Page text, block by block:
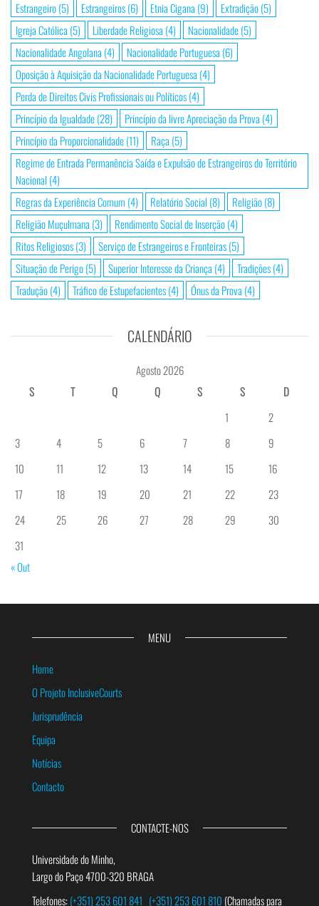
Estrangeiro(5) Estrangeiros(6) Etnia Cigana (9) Extradição(5)
Igreja Católica (5) Liberdade Religiosa (4) Nacionalidade(5)
Nacionalidade Angolana (4) Nacionalidade Portuguesa (6)
Oposição à Aquisição da Nacionalidade Portuguesa (4)
Perda de Direitos Civis Profissionais ou Políticos(4)
Princípio da Igualdade(28) Princípio da livre Apreciação da Prova (4)
Princípio da Proporcionalidade(11) Raça (5)
Regime de Entrada Permanência Saída e Expulsão de Estrangeiros do Território
Nacional (4)
Regras da Experiência Comum (4) Relatório Social (8) Religião(8)
Religião Muçulmana (3) Rendimento Social de Inserção(4)
Ritos Religiosos(3) Serviço de Estrangeiros e Fronteiras(5)
Situação de Perigo(5) Superior Interesse da Criança (4) Tradições(4)
Tradução(4) Tráfico de Estupefacientes(4) Ónus da Prova (4)
CALENDÁRIO
Agosto 2026
S
T Q Q S S
D
1
2
3
4 5 6 7 8
9
10
11 12 13 14 15
16
17
18 19 20 21 22
23
24
25 26 27 28 29
30
31
« Out
MENU
Home
O Projeto InclusiveCourts
Jurisprudência
Equipa
Notícias
Contacto
CONTACTE-NOS
Universidade do Minho,
Largo do Paço 4700-320 BRAGA
Telefones:(+351) 253 601 841 (+351) 253 601 810 (Chamadas para